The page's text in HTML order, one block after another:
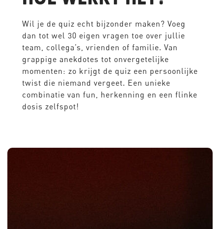
Wil je de quiz echt bijzonder maken? Voeg
dan tot wel 30 eigen vragen toe over jullie
team, collega’s, vrienden of familie. Van
grappige anekdotes tot onvergetelijke
momenten: zo krijgt de quiz een persoonlijke
twist die niemand vergeet. Een unieke
combinatie van fun, herkenning en een flinke
dosis zelfspot!